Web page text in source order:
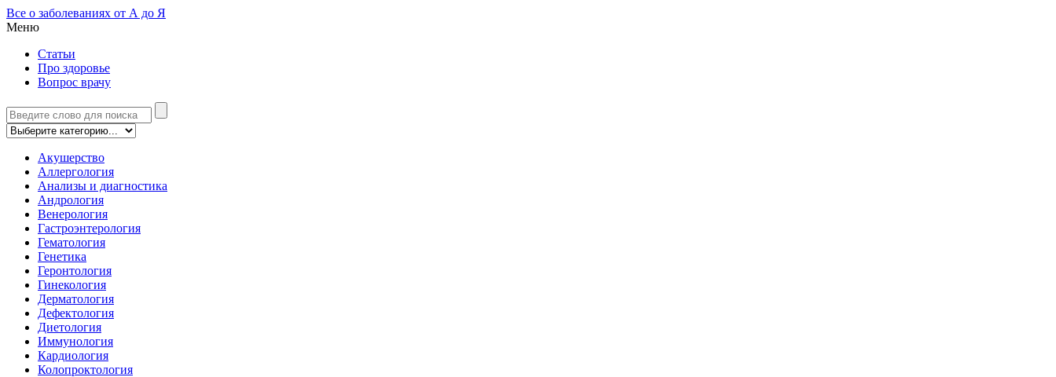
Все о заболеваниях от А до Я
Меню
Статьи
Про здоровье
Вопрос врачу
Акушерство
Аллергология
Анализы и диагностика
Андрология
Венерология
Гастроэнтерология
Гематология
Генетика
Геронтология
Гинекология
Дерматология
Дефектология
Диетология
Иммунология
Кардиология
Колопроктология